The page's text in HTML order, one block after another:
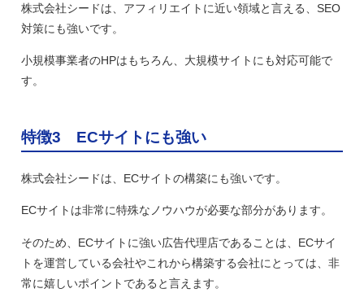
株式会社シードは、アフィリエイトに近い領域と言える、SEO
対策にも強いです。
小規模事業者のHPはもちろん、大規模サイトにも対応可能で
す。
特徴3 ECサイトにも強い
株式会社シードは、ECサイトの構築にも強いです。
ECサイトは非常に特殊なノウハウが必要な部分があります。
そのため、ECサイトに強い広告代理店であることは、ECサイ
トを運営している会社やこれから構築する会社にとっては、非
常に嬉しいポイントであると言えます。